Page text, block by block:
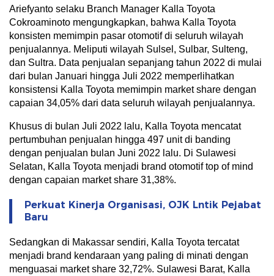
Ariefyanto selaku Branch Manager Kalla Toyota
Cokroaminoto mengungkapkan, bahwa Kalla Toyota
konsisten memimpin pasar otomotif di seluruh wilayah
penjualannya. Meliputi wilayah Sulsel, Sulbar, Sulteng,
dan Sultra. Data penjualan sepanjang tahun 2022 di mulai
dari bulan Januari hingga Juli 2022 memperlihatkan
konsistensi Kalla Toyota memimpin market share dengan
capaian 34,05% dari data seluruh wilayah penjualannya.
Khusus di bulan Juli 2022 lalu, Kalla Toyota mencatat
pertumbuhan penjualan hingga 497 unit di banding
dengan penjualan bulan Juni 2022 lalu. Di Sulawesi
Selatan, Kalla Toyota menjadi brand otomotif top of mind
dengan capaian market share 31,38%.
Perkuat Kinerja Organisasi, OJK Lntik Pejabat
Baru
Sedangkan di Makassar sendiri, Kalla Toyota tercatat
menjadi brand kendaraan yang paling di minati dengan
menguasai market share 32,72%. Sulawesi Barat, Kalla